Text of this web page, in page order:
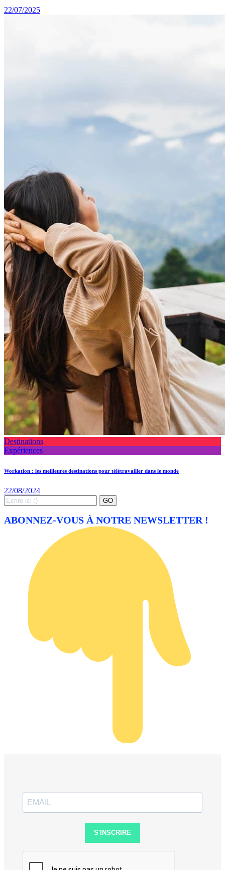
22/07/2025
Destinations
Expériences
Workation : les meilleures destinations pour télétravailler dans le monde
22/08/2024
Search
for:
GO
ABONNEZ-VOUS À NOTRE NEWSLETTER !
S'INSCRIRE